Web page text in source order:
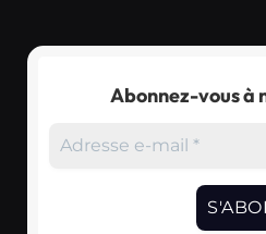
Abonnez-vous à